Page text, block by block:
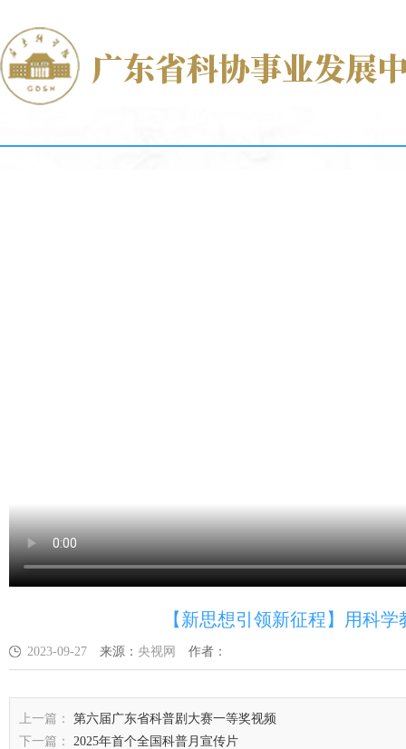
【新思想引领新征程】用科
2023-09-27 来源： 央视网 作者：
上一篇：
第六届广东省科普剧大赛一等奖视频
下一篇：
2025年首个全国科普月宣传片